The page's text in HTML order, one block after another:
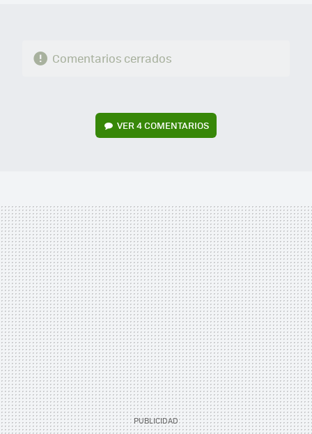
Comentarios cerrados
VER4 COMENTARIOS